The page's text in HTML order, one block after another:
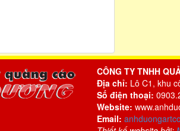
CÔNG TY TNHH
Địa chỉ: Lô C1, khu
Số điện thoại:
Website:
Email: